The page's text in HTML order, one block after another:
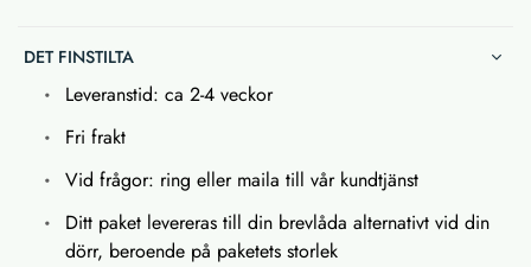
DET FINSTILTA
Leveranstid: ca 2-4 veckor
Fri frakt
Vid frågor: ring eller maila till vår kundtjänst
Ditt paket levereras till din brevlåda alternativt vid din
dörr, beroende på paketets storlek